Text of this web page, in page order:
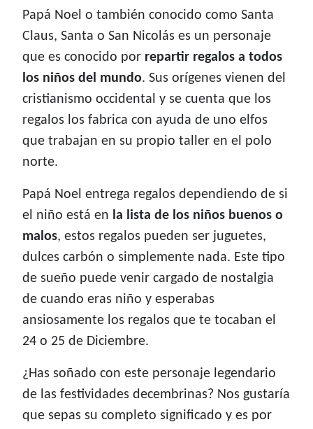
Papá Noel o también conocido como Santa
Claus, Santa o San Nicolás es un personaje
que es conocido por repartir regalos a todos
los niños del mundo. Sus orígenes vienen del
cristianismo occidental y se cuenta que los
regalos los fabrica con ayuda de uno elfos
que trabajan en su propio taller en el polo
norte.
Papá Noel entrega regalos dependiendo de si
el niño está en la lista de los niños buenos o
malos, estos regalos pueden ser juguetes,
dulces carbón o simplemente nada. Este tipo
de sueño puede venir cargado de nostalgia
de cuando eras niño y esperabas
ansiosamente los regalos que te tocaban el
24 o 25 de Diciembre.
¿Has soñado con este personaje legendario
de las festividades decembrinas? Nos gustaría
que sepas su completo significado y es por